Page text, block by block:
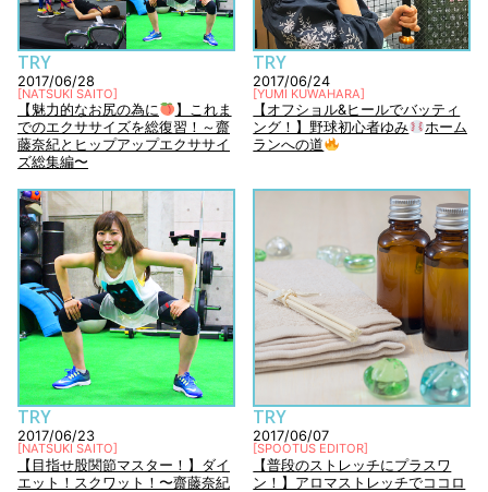
TRY
2017/06/28
[NATSUKI SAITO]
【魅力的なお尻の為に
】これま
でのエクササイズを総復習！～齋
藤奈紀とヒップアップエクササイ
ズ総集編〜
TRY
2017/06/24
[YUMI KUWAHARA]
【オフショル&ヒールでバッティ
ング！】野球初心者ゆみ
ホーム
ランへの道
TRY
2017/06/23
[NATSUKI SAITO]
【目指せ股関節マスター！】ダイ
エット！スクワット！〜齋藤奈紀
TRY
2017/06/07
[SPOOTUS EDITOR]
【普段のストレッチにプラスワ
ン！】アロマストレッチでココロ